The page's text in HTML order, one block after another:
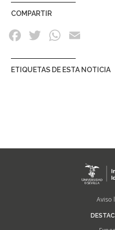
COMPARTIR
ETIQUETAS DE ESTA NOTICIA
Aviso